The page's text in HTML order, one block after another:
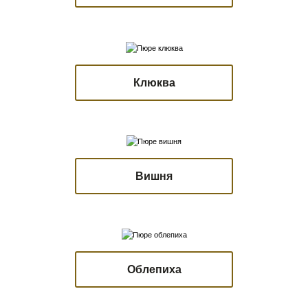
Клюква
Вишня
Облепиха